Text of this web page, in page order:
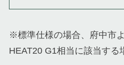
※標準仕様の場合、府中市
HEAT20 G1相当に該当する